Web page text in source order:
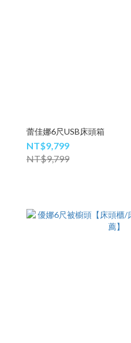
蕾佳娜6尺USB床頭箱
NT$9,799
NT$9,799